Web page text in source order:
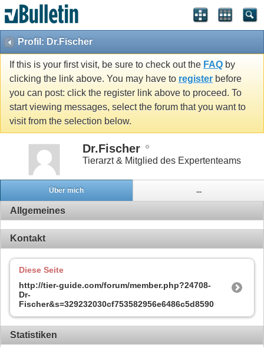
Profil: Dr.Fischer
If this is your first visit, be sure to check out the FAQ by
clicking the link above. You may have to register before
you can post: click the register link above to proceed. To
start viewing messages, select the forum that you want to
visit from the selection below.
Dr.Fischer
Tierarzt & Mitglied des Expertenteams
Über mich ...
Allgemeines
Kontakt
Diese Seite
http://tier-guide.com/forum/member.php?24708-
Dr-
Fischer&s=329232030cf753582956e6486c5d8590
Statistiken